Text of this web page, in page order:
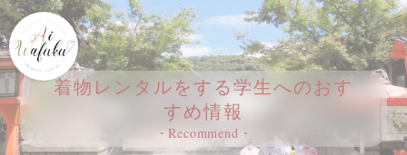
着物レンタルをする学⽣へのおす
すめ情報
・Recommend・